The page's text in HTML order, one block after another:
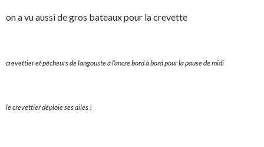
on a vu aussi de gros bateaux pour la crevette
crevettier et pêcheurs de langouste à l’ancre bord à bord pour la pause de midi
le crevettier déploie ses ailes !